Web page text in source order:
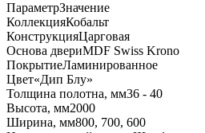
ПараметрЗначение
КоллекцияКобальт
КонструкцияЦарговая
Основа двериMDF Swiss Krono
ПокрытиеЛаминированное
Цвет«Дип Блу»
Толщина полотна, мм36 - 40
Высота, мм2000
Ширина, мм800, 700, 600